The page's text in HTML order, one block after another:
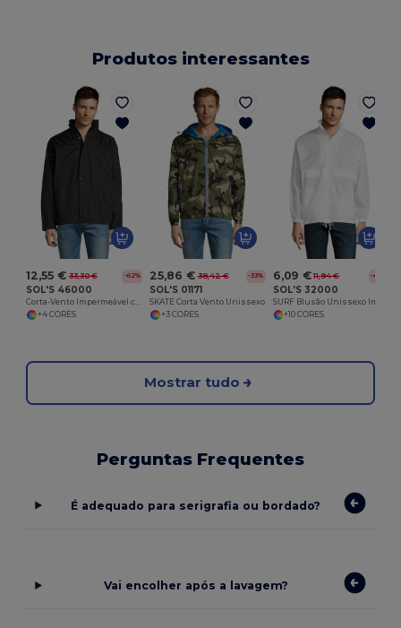
Produtos interessantes
12,55 € 33,30 € -62%
SOL'S 46000
+4 CORES
25,86 € 38,42 € -33%
SOL'S 01171
SKATE Corta Vento Unissexo
+3 CORES
6,09 € 11,94 € -49%
SOL'S 32000
+10 CORES
Mostrar tudo
Perguntas Frequentes
É adequado para serigrafia ou bordado?
Vai encolher após a lavagem?